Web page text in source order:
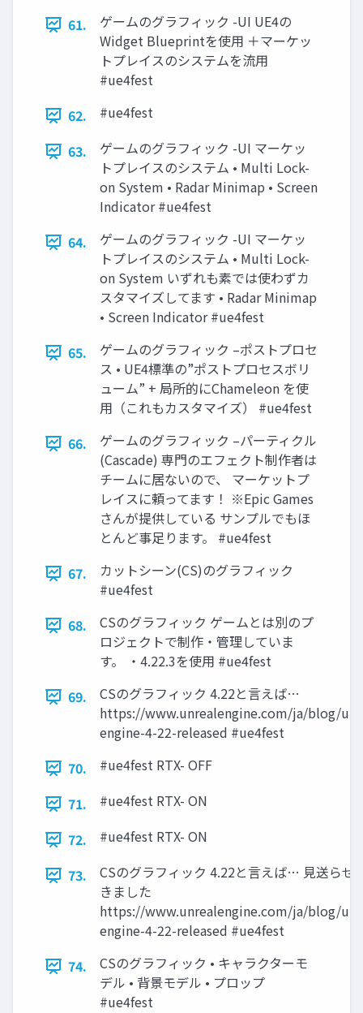
61.
ゲームのグラフィック -UI UE4の
Widget Blueprintを使用 ＋マーケッ
トプレイスのシステムを流用
#ue4fest
62.
#ue4fest
63.
ゲームのグラフィック -UI マーケッ
トプレイスのシステム • Multi Lock-
on System • Radar Minimap • Screen
Indicator #ue4fest
64.
ゲームのグラフィック -UI マーケッ
トプレイスのシステム • Multi Lock-
on System いずれも素では使わずカ
スタマイズしてます • Radar Minimap
• Screen Indicator #ue4fest
65.
ゲームのグラフィック –ポストプロセ
ス • UE4標準の”ポストプロセスボリ
ューム” + 局所的にChameleon を使
用（これもカスタマイズ） #ue4fest
66.
ゲームのグラフィック –パーティクル
(Cascade) 専門のエフェクト制作者は
チームに居ないので、 マーケットプ
レイスに頼ってます！ ※Epic Games
さんが提供している サンプルでもほ
とんど事足ります。 #ue4fest
67.
カットシーン(CS)のグラフィック
#ue4fest
68.
CSのグラフィック ゲームとは別のプ
ロジェクトで制作・管理していま
す。 ・4.22.3を使用 #ue4fest
69.
CSのグラフィック 4.22と言えば…
https://www.unrealengine.com/ja/blog/
engine-4-22-released #ue4fest
70.
#ue4fest RTX- OFF
71.
#ue4fest RTX- ON
72.
#ue4fest RTX- ON
73.
CSのグラフィック 4.22と言えば… 見送らせ
きました
https://www.unrealengine.com/ja/blog/
engine-4-22-released #ue4fest
74.
CSのグラフィック • キャラクターモ
デル • 背景モデル • プロップ
#ue4fest